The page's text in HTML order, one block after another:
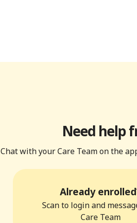
Need help
Chat with your Care Team on the
Already
Scan to login and
Care Team